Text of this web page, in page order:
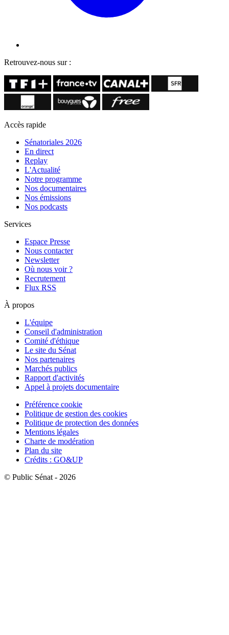
Retrouvez-nous sur :
Accès rapide
Sénatoriales 2026
En direct
Replay
L'Actualité
Notre programme
Nos documentaires
Nos émissions
Nos podcasts
Services
Espace Presse
Nous contacter
Newsletter
Où nous voir ?
Recrutement
Flux RSS
À propos
L'équipe
Conseil d'administration
Comité d'éthique
Le site du Sénat
Nos partenaires
Marchés publics
Rapport d'activités
Appel à projets documentaire
Préférence cookie
Politique de gestion des cookies
Politique de protection des données
Mentions légales
Charte de modération
Plan du site
Crédits : GO&UP
© Public Sénat - 2026